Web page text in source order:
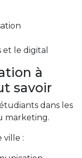
et le digital
à
savoir
dans les
marketing.
ville :